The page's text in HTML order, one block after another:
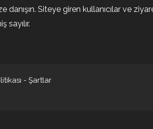
danışın. Siteye giren kullanıcılar ve
sayılır.
- Şartlar